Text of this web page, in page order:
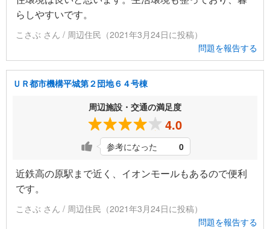
らしやすいです。
こさぶ さん / 周辺住民（2021年3月24日に投稿）
問題を報告する
ＵＲ都市機構平城第２団地６４号棟
周辺施設・交通の満足度
4.0
参考になった 0
近鉄高の原駅まで近く、イオンモールもあるので便利
です。
こさぶ さん / 周辺住民（2021年3月24日に投稿）
問題を報告する